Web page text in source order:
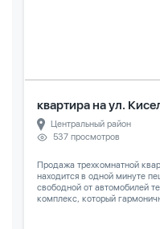
квартира на ул.
Центральный район
537 просмотров
Продажа трехкомнатной
находится в одной минуте
свободной от автомобилей
комплекс, который